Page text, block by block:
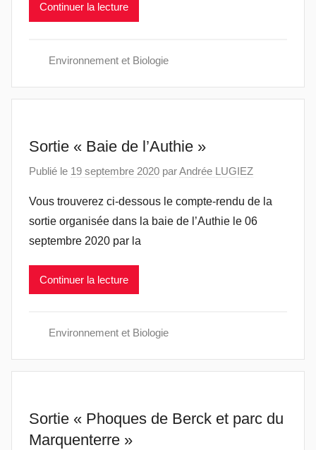
Continuer la lecture
Environnement et Biologie
Sortie « Baie de l’Authie »
Publié le 19 septembre 2020 parAndrée LUGIEZ
Vous trouverez ci-dessous le compte-rendu de la
sortie organisée dans la baie de l’Authie le 06
septembre 2020 par la
Continuer la lecture
Environnement et Biologie
Sortie « Phoques de Berck et parc du
Marquenterre »